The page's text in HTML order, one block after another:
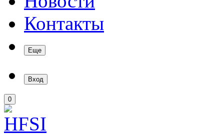
Контакты
Еще
Вход
0